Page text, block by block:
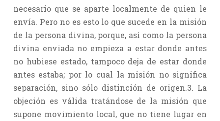
necesario que se aparte localmente de quien le
envía. Pero no es esto lo que sucede en la misión
de la persona divina, porque, así como la persona
divina enviada no empieza a estar donde antes
no hubiese estado, tampoco deja de estar donde
antes estaba; por lo cual la misión no significa
separación, sino sólo distinción de origen.3. La
objeción es válida tratándose de la misión que
supone movimiento local, que no tiene lugar en